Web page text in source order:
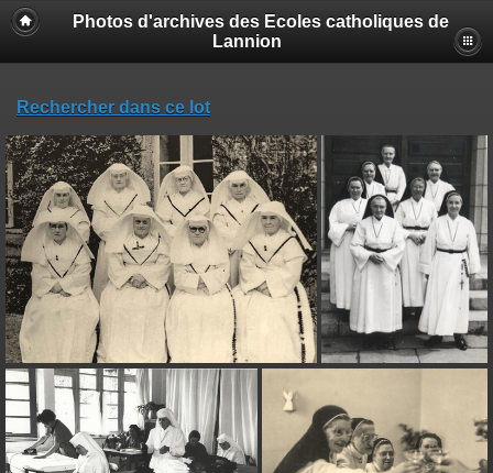
Photos d'archives des Ecoles catholiques de
Lannion
Rechercher dans ce lot